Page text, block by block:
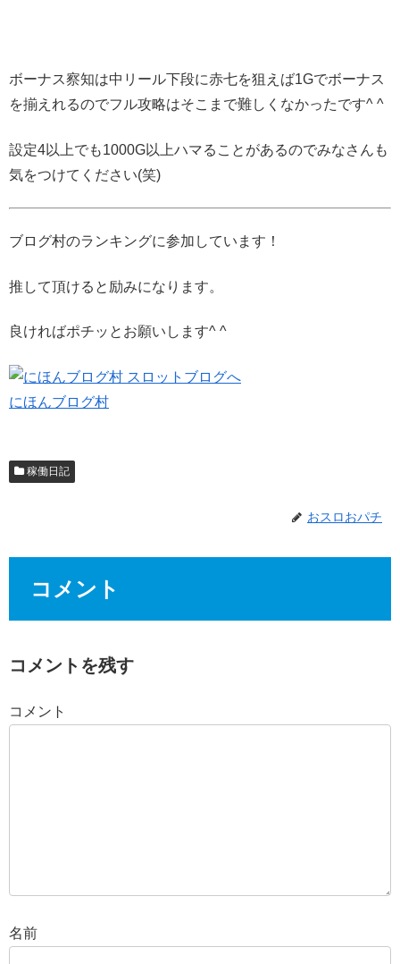
ボーナス察知は中リール下段に赤七を狙えば1Gでボーナス
を揃えれるのでフル攻略はそこまで難しくなかったです^ ^
設定4以上でも1000G以上ハマることがあるのでみなさんも
気をつけてください(笑)
ブログ村のランキングに参加しています！
推して頂けると励みになります。
良ければポチッとお願いします^ ^
にほんブログ村
稼働日記
おスロおパチ
コメント
コメントを残す
コメント
名前